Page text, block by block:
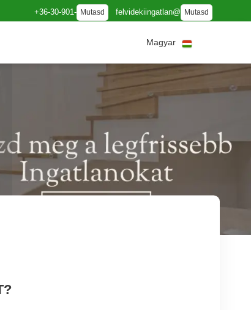
+36-30-901- Mutasd felvidekiingatlan@ Mutasd
Magyar